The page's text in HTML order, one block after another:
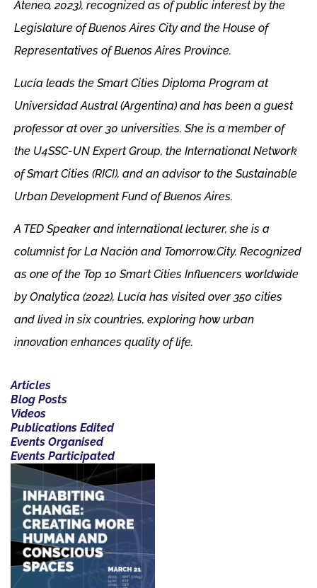
Ateneo, 2023), recognized as of public interest by the
Legislature of Buenos Aires City and the House of
Representatives of Buenos Aires Province.
Lucía leads the Smart Cities Diploma Program at
Universidad Austral (Argentina) and has been a guest
professor at over 30 universities. She is a member of
the U4SSC-UN Expert Group, the International Network
of Smart Cities (RICI), and an advisor to the Sustainable
Urban Development Fund of Buenos Aires.
A TED Speaker and international lecturer, she is a
columnist for La Nación and Tomorrow.City. Recognized
as one of the Top 10 Smart Cities Influencers worldwide
by Onalytica (2022), Lucía has visited over 350 cities
and lived in six countries, exploring how urban
innovation enhances quality of life.
Articles
Blog Posts
Videos
Publications Edited
Events Organised
Events Participated